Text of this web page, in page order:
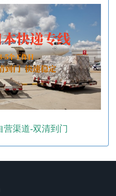
营渠道-双清到门